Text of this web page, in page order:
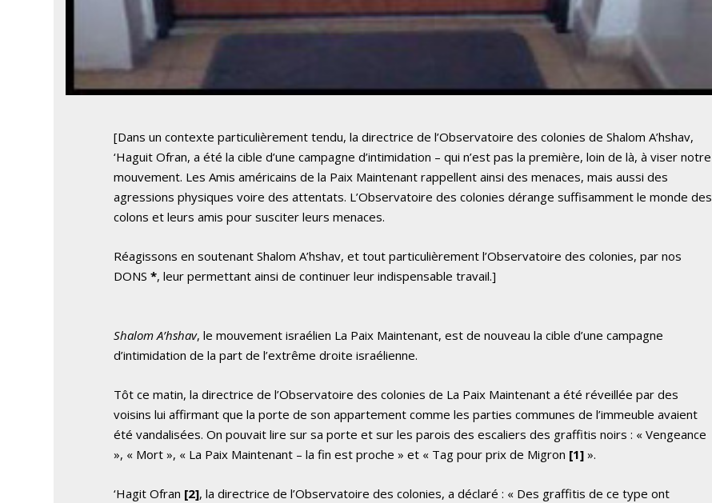
[Dans un contexte particulièrement tendu, la directrice de l’Observatoire des colonies de Shalom A’hshav,
‘Haguit Ofran, a été la cible d’une campagne d’intimidation – qui n’est pas la première, loin de là, à viser notre
mouvement. Les Amis américains de la Paix Maintenant rappellent ainsi des menaces, mais aussi des
agressions physiques voire des attentats. L’Observatoire des colonies dérange suffisamment le monde des
colons et leurs amis pour susciter leurs menaces.
Réagissons en soutenant Shalom A’hshav, et tout particulièrement l’Observatoire des colonies, par nos
DONS*, leur permettant ainsi de continuer leur indispensable travail.]
Shalom A’hshav, le mouvement israélien La Paix Maintenant, est de nouveau la cible d’une campagne
d’intimidation de la part de l’extrême droite israélienne.
Tôt ce matin, la directrice de l’Observatoire des colonies de La Paix Maintenant a été réveillée par des
voisins lui affirmant que la porte de son appartement comme les parties communes de l’immeuble avaient
été vandalisées. On pouvait lire sur sa porte et sur les parois des escaliers des graffitis noirs : « Vengeance
», « Mort », « La Paix Maintenant – la fin est proche » et « Tag pour prix de Migron [1] ».
‘Hagit Ofran [2], la directrice de l’Observatoire des colonies, a déclaré : « Des graffitis de ce type ont